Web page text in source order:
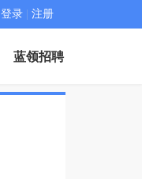
登录 注册
蓝领招聘